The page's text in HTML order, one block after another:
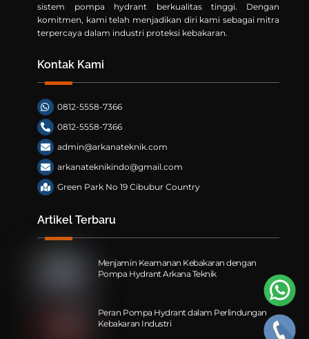
sistem pompa hydrant berkualitas tinggi. Dengan
komitmen, kami telah menjadikan diri kami sebagai mitra
terpercaya dalam industri proteksi kebakaran.
Kontak Kami
0812-5558-7366
0812-5558-7366
admin@arkanateknik.com
arkanateknikindo@gmail.com
Green Park No 19 Cibubur Country
Artikel Terbaru
Menjamin Keamanan Kebakaran dengan
Pompa Hydrant Arkana Teknik
Peran Pompa Hydrant dalam Perlindungan
Kebakaran Industri